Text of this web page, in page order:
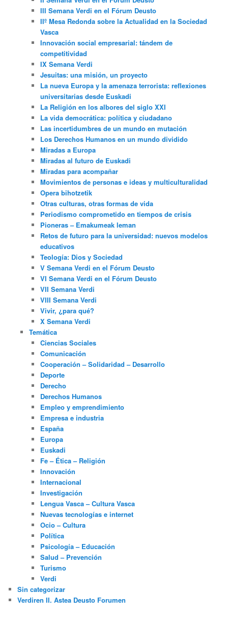
III Semana Verdi en el Fórum Deusto
IIº Mesa Redonda sobre la Actualidad en la Sociedad
Vasca
Innovación social empresarial: tándem de
competitividad
IX Semana Verdi
Jesuitas: una misión, un proyecto
La nueva Europa y la amenaza terrorista: reflexiones
universitarias desde Euskadi
La Religión en los albores del siglo XXI
La vida democrática: política y ciudadano
Las incertidumbres de un mundo en mutación
Los Derechos Humanos en un mundo dividido
Miradas a Europa
Miradas al futuro de Euskadi
Miradas para acompañar
Movimientos de personas e ideas y multiculturalidad
Opera bihotzetik
Otras culturas, otras formas de vida
Periodismo comprometido en tiempos de crisis
Pioneras – Emakumeak leman
Retos de futuro para la universidad: nuevos modelos
educativos
Teología: Dios y Sociedad
V Semana Verdi en el Fórum Deusto
VI Semana Verdi en el Fórum Deusto
VII Semana Verdi
VIII Semana Verdi
Vivir, ¿para qué?
X Semana Verdi
Temática
Ciencias Sociales
Comunicación
Cooperación – Solidaridad – Desarrollo
Deporte
Derecho
Derechos Humanos
Empleo y emprendimiento
Empresa e industria
España
Europa
Euskadi
Fe – Ética – Religión
Innovación
Internacional
Investigación
Lengua Vasca – Cultura Vasca
Nuevas tecnologías e internet
Ocio – Cultura
Política
Psicología – Educación
Salud – Prevención
Turismo
Verdi
Sin categorizar
Verdiren II. Astea Deusto Forumen